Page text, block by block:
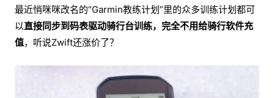
最近悄咪咪改名的“Garmin教练计划”里的众多训练计划都可
以直接同步到码表驱动骑行台训练，完全不用给骑行软件充
值，听说Zwift还涨价了？